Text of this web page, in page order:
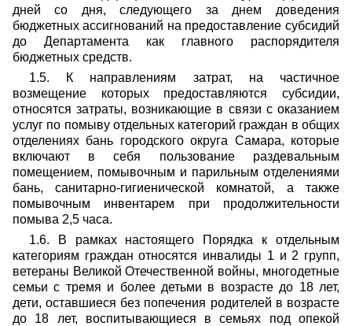
дней со дня, следующего за днем доведения
бюджетных ассигнований на предоставление субсидий
до Департамента как главного распорядителя
бюджетных средств.
1.5. К направлениям затрат, на частичное
возмещение которых предоставляются субсидии,
относятся затраты, возникающие в связи с оказанием
услуг по помыву отдельных категорий граждан в общих
отделениях бань городского округа Самара, которые
включают в себя пользование раздевальным
помещением, помывочным и парильным отделениями
бань, санитарно-гигиенической комнатой, а также
помывочным инвентарем при продолжительности
помыва 2,5 часа.
1.6. В рамках настоящего Порядка к отдельным
категориям граждан относятся инвалиды 1 и 2 групп,
ветераны Великой Отечественной войны, многодетные
семьи с тремя и более детьми в возрасте до 18 лет,
дети, оставшиеся без попечения родителей в возрасте
до 18 лет, воспитывающиеся в семьях под опекой